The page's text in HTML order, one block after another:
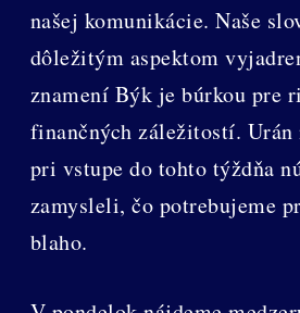
našej komunikácie. Naše
dôležitým aspektom
znamení Býk je búrkou pre
finančných záležitostí. Urán
pri vstupe do tohto týždňa
zamysleli, čo potrebujeme
blaho.